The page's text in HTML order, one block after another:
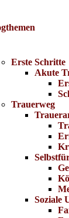
Erste Schritte
Akute
Trauerweg
Soziale